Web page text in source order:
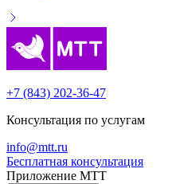
+7 (843) 202-36-47
Консультация по услугам
info@mtt.ru
Бесплатная консультация
Приложение МТТ